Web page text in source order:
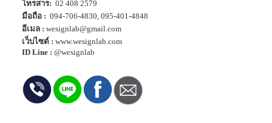
โทรสาร: 02 408 2579
มือถือ : 094-706-4830, 095-401-4848
อีเมล : wesignlab@gmail.com
เว็บไซต์ : www.wesignlab.com
ID Line : @wesignlab